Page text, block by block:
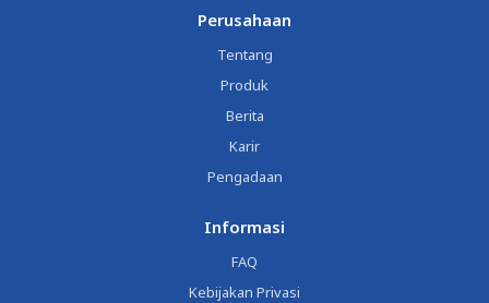
Perusahaan
Tentang
Produk
Berita
Karir
Pengadaan
Informasi
FAQ
Kebijakan Privasi